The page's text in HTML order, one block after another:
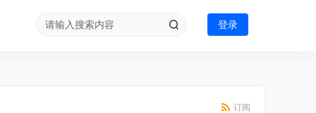
登录
订阅